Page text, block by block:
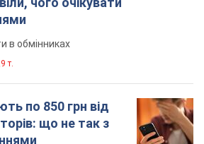
"Динамо"
на 10-й хвилині